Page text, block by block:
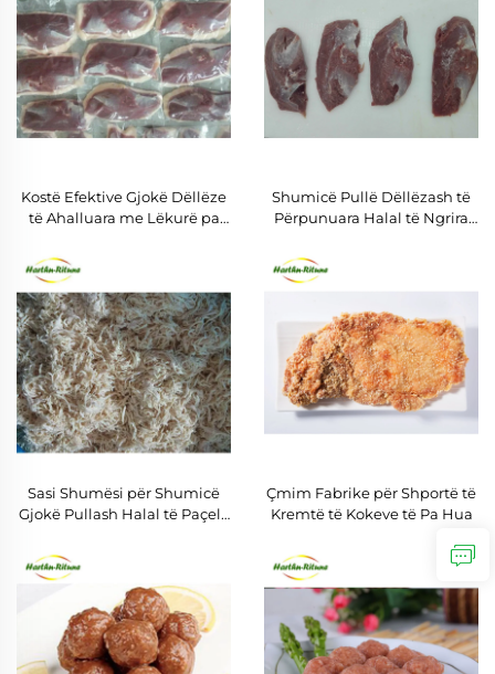
Kostë Efektive Gjokë Dëllëze
të Ahalluara me Lëkurë pa
Shumicë Pullë Dëllëzash të
Përpunuara Halal të Ngrira
Sasi Shumësi për Shumicë
Gjokë Pullash Halal të Paçelë
Çmim Fabrike për Shportë të
Kremtë të Kokeve të Pa Hua